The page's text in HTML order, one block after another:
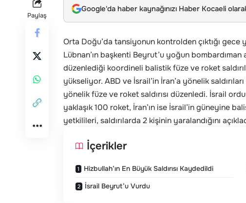
Paylaş
Google'da haber kaynağınızı Haber Kocaeli
Orta Doğu’da tansiyonun kontrolden çıktığı gece
Lübnan’ın başkenti Beyrut’u yoğun bombardıman
düzenlediği koordineli balistik füze ve roket
yükseliyor. ABD ve İsrail’in İran’a yönelik
yönelik füze ve roket saldırısı düzenledi. İsrail
yaklaşık 100 roket, İran’ın ise İsrail’in güneyine
yetkilileri, saldırılarda 2 kişinin yaralandığını
İçerikler
Hizbullah’ın En Büyük Saldırısı Kaydedildi
İsrail Beyrut’u Vurdu